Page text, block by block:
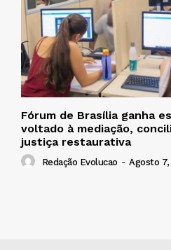
Fórum de Brasília ganha
voltado à mediação,
justiça restaurativa
Redação Evolucao - Agosto